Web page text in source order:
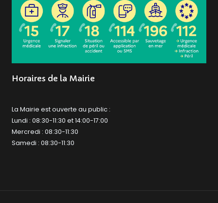
Horaires de la Mairie
La Mairie est ouverte au public :
Lundi : 08:30-11:30 et 14:00-17:00
Mercredi : 08:30-11:30
Samedi : 08:30-11:30